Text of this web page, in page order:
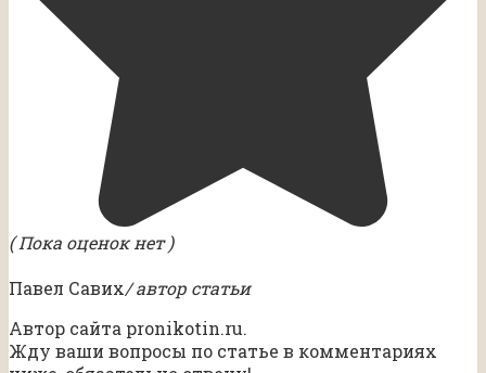
( Пока оценок нет )
Павел Савих/ автор статьи
Автор сайта pronikotin.ru.
Жду ваши вопросы по статье в комментариях